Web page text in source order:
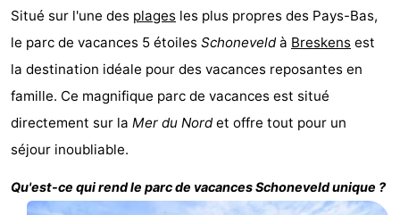
Bad
Bad
Strand
Nieuwvliet-
Bad
-
Zeebad
-
Zonneweelde
-
Situé sur l'une des plages les plus propres des Pays-Bas,
le parc de vacances 5 étoiles Schoneveldà Breskens est
la destination idéale pour des vacances reposantes en
famille. Ce magnifique parc de vacances est situé
directement sur la Mer du Nordet offre tout pour un
séjour inoubliable.
Qu'est-ce qui rend le parc de vacancesSchoneveldunique ?